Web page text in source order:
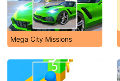
Mega City Missions